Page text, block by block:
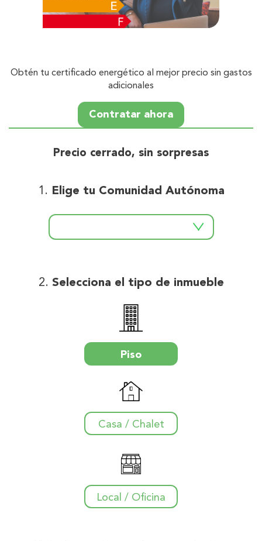
Obtén tu certificado energético al mejor precio sin gastos
adicionales
Contratar ahora
Precio cerrado, sin sorpresas
Elige tu Comunidad Autónoma
Selecciona el tipo de inmueble
Piso
Casa / Chalet
Local / Oficina